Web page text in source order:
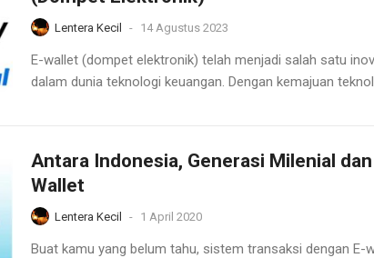
Lentera Kecil - 14 Agustus 2023
E-wallet (dompet elektronik) telah menjadi salah satu
dalam dunia teknologi keuangan. Dengan kemajuan
Antara Indonesia, Generasi Milenial
Wallet
Lentera Kecil - 1 April 2020
Buat kamu yang belum tahu, sistem transaksi dengan E-